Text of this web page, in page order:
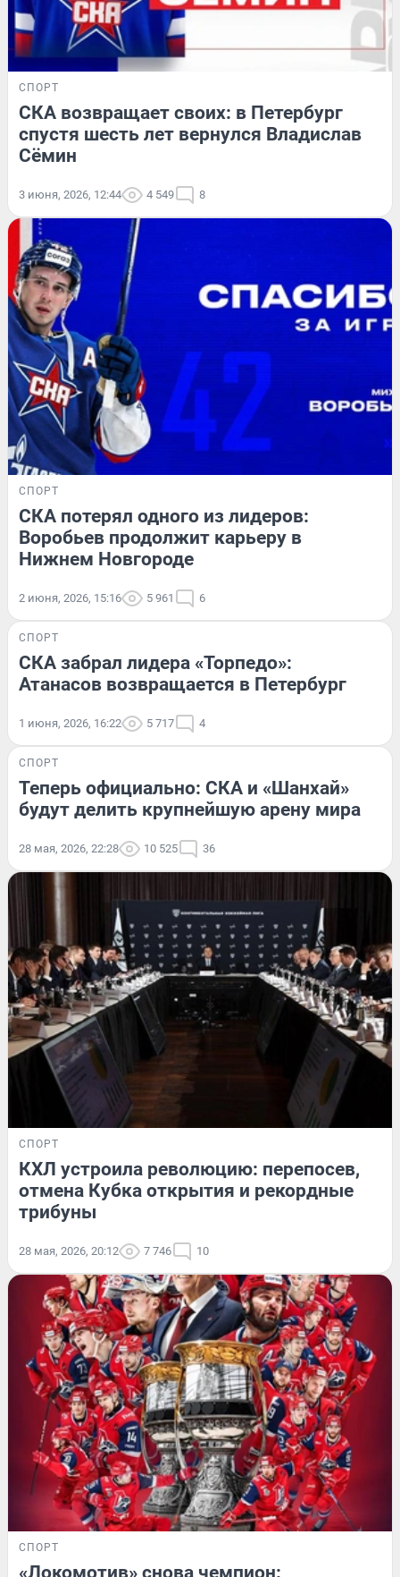
СПОРТ
СКА возвращает своих: в Петербург
спустя шесть лет вернулся Владислав
Сёмин
3 июня, 2026, 12:44 4 549 8
СПОРТ
СКА потерял одного из лидеров:
Воробьев продолжит карьеру в
Нижнем Новгороде
2 июня, 2026, 15:16 5 961 6
СПОРТ
СКА забрал лидера «Торпедо»:
Атанасов возвращается в Петербург
1 июня, 2026, 16:22 5 717 4
СПОРТ
Теперь официально: СКА и «Шанхай»
будут делить крупнейшую арену мира
28 мая, 2026, 22:28 10 525 36
СПОРТ
КХЛ устроила революцию: перепосев,
отмена Кубка открытия и рекордные
трибуны
28 мая, 2026, 20:12 7 746 10
СПОРТ
«Локомотив» снова чемпион: